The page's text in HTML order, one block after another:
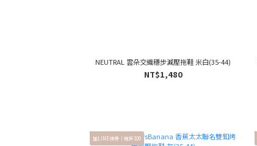
NEUTRAL 雲朵交織穩步減壓拖鞋 米白(35-44)
NT$1,480
加LINE領券｜現折100